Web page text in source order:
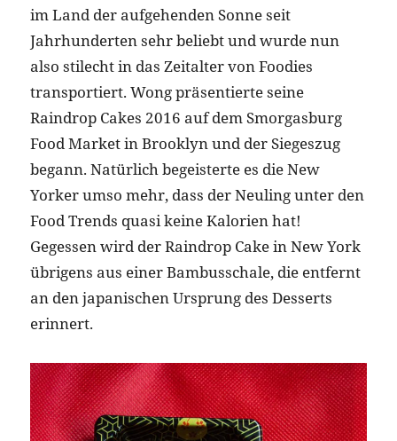
im Land der aufgehenden Sonne seit
Jahrhunderten sehr beliebt und wurde nun
also stilecht in das Zeitalter von Foodies
transportiert. Wong präsentierte seine
Raindrop Cakes 2016 auf dem Smorgasburg
Food Market in Brooklyn und der Siegeszug
begann. Natürlich begeisterte es die New
Yorker umso mehr, dass der Neuling unter den
Food Trends quasi keine Kalorien hat!
Gegessen wird der Raindrop Cake in New York
übrigens aus einer Bambusschale, die entfernt
an den japanischen Ursprung des Desserts
erinnert.